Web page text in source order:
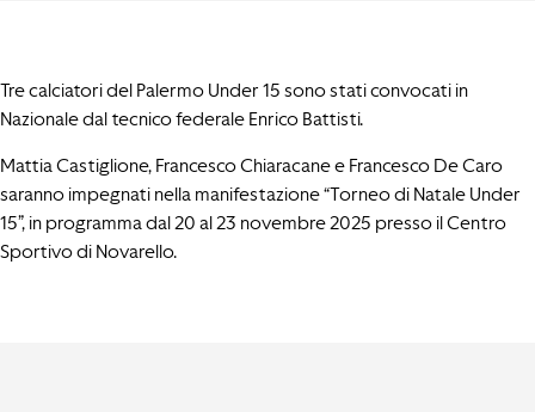
Tre calciatori del Palermo Under 15 sono stati convocati in
Nazionale dal tecnico federale Enrico Battisti.
Mattia Castiglione, Francesco Chiaracane e Francesco De Caro
saranno impegnati nella manifestazione “Torneo di Natale Under
15”, in programma dal 20 al 23 novembre 2025 presso il Centro
Sportivo di Novarello.